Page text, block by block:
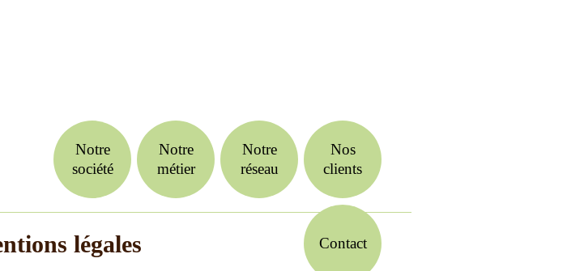
Notre
société
Notre
métier
Notre
réseau
Nos
clients
Contact
légales